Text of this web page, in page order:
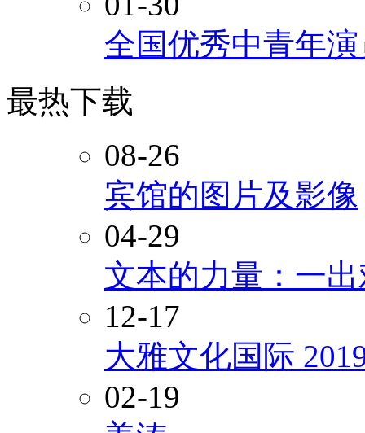
全国优秀中青年
最热下载
08-26
宾馆的图片及影像
04-29
文本的力量：一
12-17
大雅文化国际
02-19